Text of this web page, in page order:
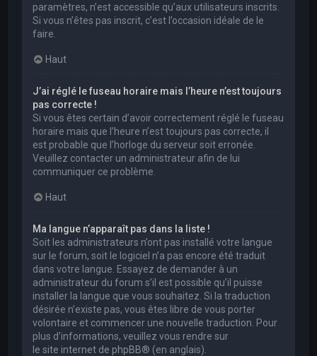
paramètres, n’est accessible qu’aux utilisateurs inscrits.
Si vous n’êtes pas inscrit, c’est l’occasion idéale de le
faire.
Haut
J’ai réglé le fuseau horaire mais l’heure n’est toujours
pas correcte !
Si vous êtes certain d’avoir correctement réglé le fuseau
horaire mais que l’heure n’est toujours pas correcte, il
est probable que l’horloge du serveur soit erronée.
Veuillez contacter un administrateur afin de lui
communiquer ce problème.
Haut
Ma langue n’apparaît pas dans la liste !
Soit les administrateurs n’ont pas installé votre langue
sur le forum, soit le logiciel n’a pas encore été traduit
dans votre langue. Essayez de demander à un
administrateur du forum s’il est possible qu’il puisse
installer la langue que vous souhaitez. Si la traduction
désirée n’existe pas, vous êtes libre de vous porter
volontaire et commencer une nouvelle traduction. Pour
plus d’informations, veuillez vous rendre sur
le site internet de phpBB® (en anglais).